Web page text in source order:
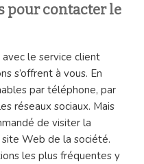
pour contacter le
le service client
s’offrent à vous. En
par téléphone, par
réseaux sociaux. Mais
de visiter la
site Web de la société.
les plus fréquentes y